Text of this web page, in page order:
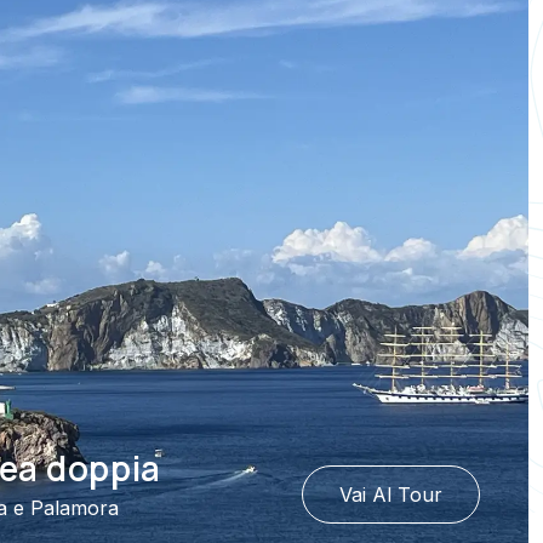
doppia
e Palamora
Vai Al Tour